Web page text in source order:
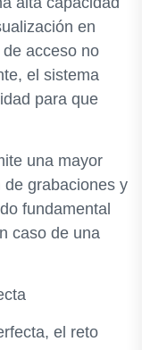
en
acceso no
el sistema
para que
una mayor
grabaciones y
fundamental
caso de una
el reto